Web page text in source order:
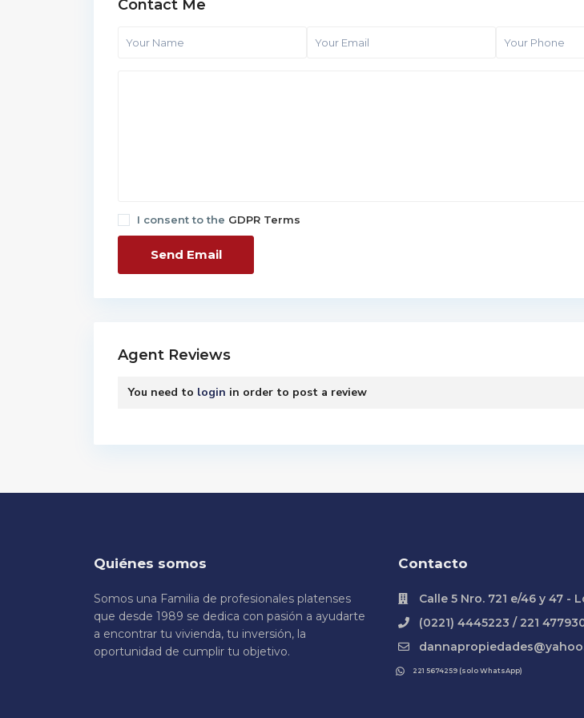
Contact Me
I consent to the GDPR Terms
Agent Reviews
You need to login in order to post a review
Quiénes somos
Somos una Familia de profesionales platenses
que desde 1989 se dedica con pasión a ayudarte
a encontrar tu vivienda, tu inversión, la
oportunidad de cumplir tu objetivo.
Contacto
Calle 5 Nro. 721 e/46 y 47 -
(0221) 4445223 / 221
221 5674259 (solo WhatsApp)